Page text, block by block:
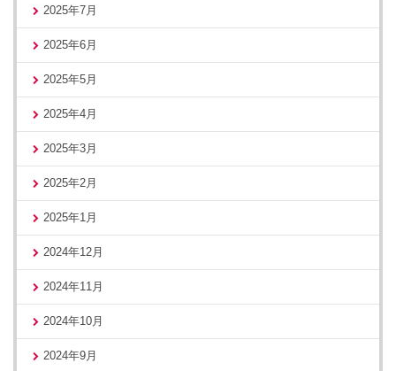
2025年7月
2025年6月
2025年5月
2025年4月
2025年3月
2025年2月
2025年1月
2024年12月
2024年11月
2024年10月
2024年9月